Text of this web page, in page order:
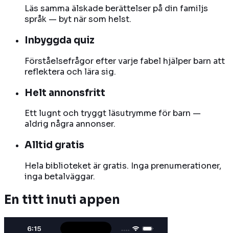
Läs samma älskade berättelser på din familjs
språk — byt när som helst.
Inbyggda quiz
Förståelsefrågor efter varje fabel hjälper barn att
reflektera och lära sig.
Helt annonsfritt
Ett lugnt och tryggt läsutrymme för barn —
aldrig några annonser.
Alltid gratis
Hela biblioteket är gratis. Inga prenumerationer,
inga betalväggar.
En titt inuti appen